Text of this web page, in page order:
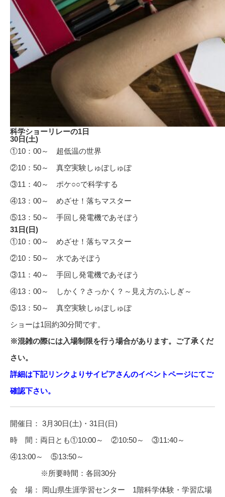
科学ショーリレーの1日
30日(土)
①10：00～ 超低温の世界
②10：50～ 真空実験しゅぽしゅぽ
③11：40～ ポケ○○で科学する
④13：00～ めざせ！落ちマスター
⑤13：50～ 手回し発電機であそぼう
31日(日)
①10：00～ めざせ！落ちマスター
②10：50～ 水であそぼう
③11：40～ 手回し発電機であそぼう
④13：00～ しかく？さっかく？～見え方のふしぎ～
⑤13：50～ 真空実験しゅぽしゅぽ
ショーは1回約30分間です。
※混雑の際には入場制限を行う場合があります。ご了承くだ
さい。
詳細は下記リンクよりサイピアさんのイベントページにてご
確認下さい。
開催日： 3月30日(土)・31日(日)
時 間：両日とも①10:00～ ②10:50～ ③11:40～
④13:00～ ⑤13:50～
※所要時間：各回30分
会 場： 岡山県生涯学習センター 1階科学体験・学習広場